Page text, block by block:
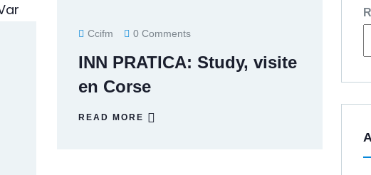
Ccifm 0 Comments
INN PRATICA: Study, visite
en Corse
READ MORE